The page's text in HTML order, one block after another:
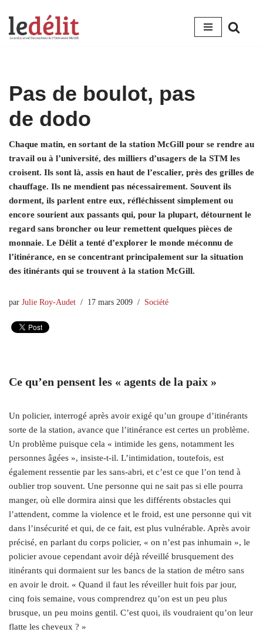
Aller
Pas de boulot, pas
de dodo
Chaque matin, en sortant de la station McGill pour se rendre au
travail ou à l’université, des milliers d’usagers de la STM les
croisent. Ils sont là, assis en haut de l’escalier, près des grilles de
chauffage. Ils ne mendient pas nécessairement. Souvent ils
dorment, ils parlent entre eux, réfléchissent simplement ou
encore sourient aux passants qui, pour la plupart, détournent le
regard sans broncher ou leur remettent quelques pièces de
monnaie. Le Délit a tenté d’explorer le monde méconnu de
l’itinérance, en se concentrant principalement sur la situation
des itinérants qui se trouvent à la station McGill.
par Julie Roy-Audet 17 mars 2009 Société
Ce qu’en pensent les « agents de la paix »
Un policier, interrogé après avoir exigé qu’un groupe d’itinérants
sorte de la station, avance que l’itinérance est certes un problème.
Un problème puisque cela « intimide les gens, notamment les
personnes âgées », insiste-t-il. L’intimidation, toutefois, est
également ressentie par les sans-abri, et c’est ce que l’on tend à
oublier trop souvent. Une personne qui ne sait pas si elle pourra
manger, où elle dormira ainsi que les différents obstacles qui
l’attendent, comme la violence et le froid, est une personne qui vit
dans l’insécurité et qui, de ce fait, est plus vulnérable. Après avoir
précisé, en parlant du corps policier, « on n’est pas inhumain », le
policier avoue cependant avoir déjà réveillé brusquement des
itinérants qui dormaient sur les bancs de la station de métro sans
en avoir le droit. « Quand il faut les réveiller huit fois par jour,
cinq fois semaine, vous comprendrez qu’on est un peu plus
brusque, un peu moins gentil. C’est quoi, ils voudraient qu’on leur
flatte les cheveux ? »